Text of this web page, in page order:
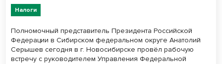
Налоги
Полномочный представитель Президента Российской
Федерации в Сибирском федеральном округе Анатолий
Серышев сегодня в г. Новосибирске провёл рабочую
встречу с руководителем Управления Федеральной